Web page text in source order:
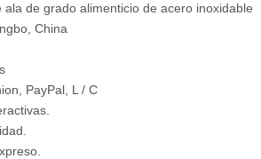
de grado alimenticio de acero inoxidable
China
PayPal, L / C